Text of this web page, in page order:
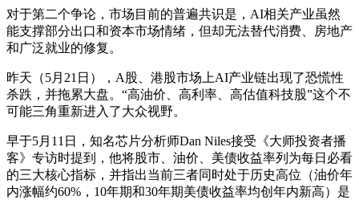
对于第二个争论，市场目前的普遍共识是，AI相关产业虽然
能支撑部分出口和资本市场情绪，但却无法替代消费、房地产
和广泛就业的修复。
昨天（5月21日），A股、港股市场上AI产业链出现了恐慌性
杀跌，并拖累大盘。“高油价、高利率、高估值科技股”这个不
可能三角重新进入了大众视野。
早于5月11日，知名芯片分析师Dan Niles接受《大师投资者播
客》专访时提到，他将股市、油价、美债收益率列为每日必看
的三大核心指标，并指出当前三者同时处于历史高位（油价年
内涨幅约60%，10年期和30年期美债收益率均创年内新高）是